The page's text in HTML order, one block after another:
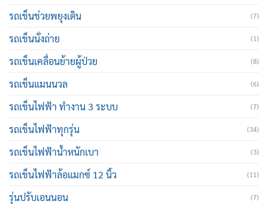
รถเข็นช่วยพยุงเดิน (7)
รถเข็นนั่งถ่าย (1)
รถเข็นเคลื่อนย้ายผู้ป่วย (8)
รถเข็นแมนนวล (6)
รถเข็นไฟฟ้า ทำงาน 3 ระบบ (7)
รถเข็นไฟฟ้าทุกรุ่น (34)
รถเข็นไฟฟ้าน้ำหนักเบา (3)
รถเข็นไฟฟ้าล้อแมกซ์ 12 นิ้ว (11)
รุ่นปรับเอนนอน (7)